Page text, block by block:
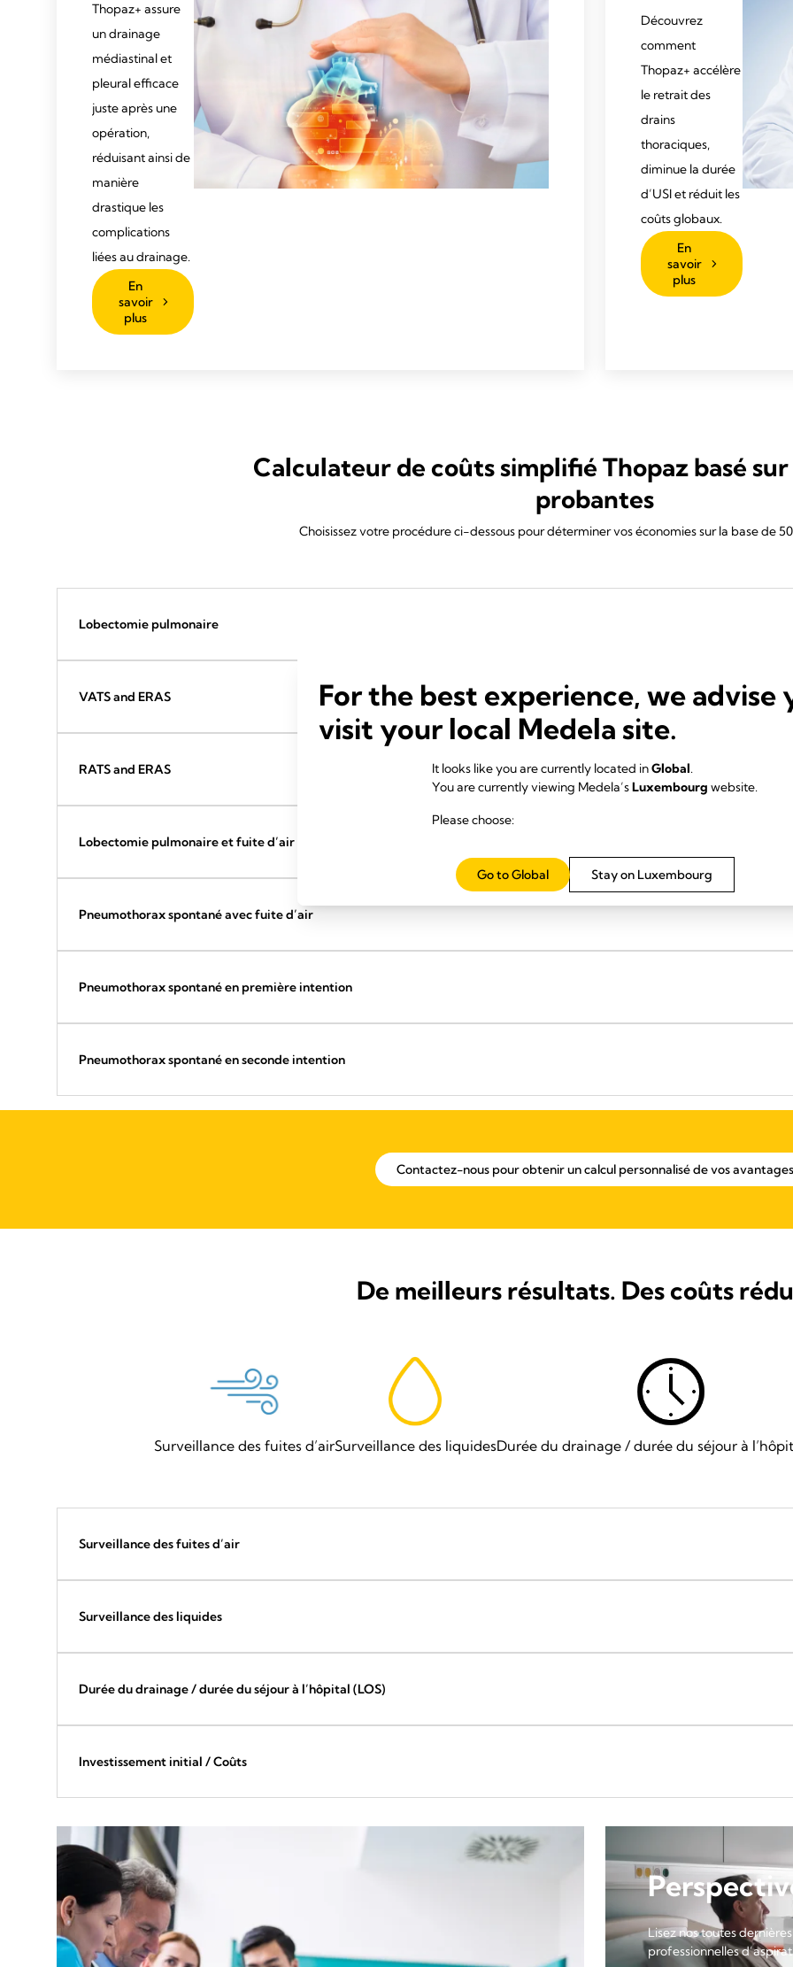
Thopaz+ assure
un drainage
médiastinal et
pleural efficace
juste après une
opération,
réduisant ainsi de
manière
drastique les
complications
liées au drainage.
En
savoir
plus
Découvrez
comment
Thopaz+ accélère
le retrait des
drains
thoraciques,
diminue la durée
d’USI et réduit les
coûts globaux.
En
savoir
plus
Calculateur de coûts simplifié Thopaz basé sur
probantes
Choisissez votre procédure ci-dessous pour déterminer vos économies sur la base de
Lobectomie pulmonaire
VATS and ERAS
RATS and ERAS
Lobectomie pulmonaire et fuite d’air au troisième jour postop
Pneumothorax spontané avec fuite d’air
Pneumothorax spontané en première intention
Pneumothorax spontané en seconde intention
Contactez-nous pour obtenir un calcul personnalisé de vos avantages
De meilleurs résultats. Des coûts
Surveillance des fuites d’airSurveillance des liquidesDurée du drainage / durée du séjour à
Surveillance des fuites d’air
Surveillance des liquides
Durée du drainage / durée du séjour à l’hôpital (LOS)
Investissement initial / Coûts
Lisez nos toutes
professionnelles
For the best experience, we advise
visit your local Medela site.
It looks like you are currently located inGlobal.
You are currently viewing Medela’sLuxembourg website.
Please choose:
Stay on Luxembourg
Go to Global